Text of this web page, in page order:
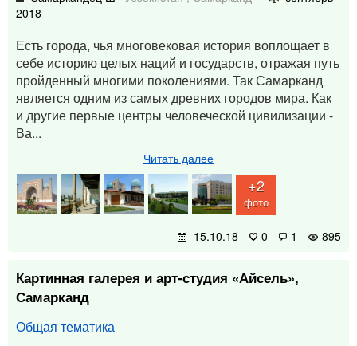
2018
Есть города, чья многовековая история воплощает в
себе историю целых наций и государств, отражая путь
пройденный многими поколениями. Так Самарканд
является одним из самых древних городов мира. Как
и другие первые центры человеческой цивилизации -
Ва...
Читать далее
+2
фото
15.10.18 0 1 895
Картинная галерея и арт-студия «Айсель»,
Самарканд
Общая тематика